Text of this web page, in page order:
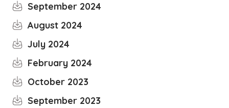
September 2024
August 2024
July 2024
February 2024
October 2023
September 2023